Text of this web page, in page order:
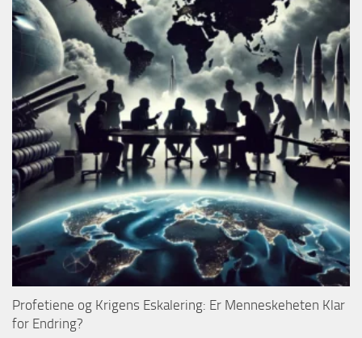
Profetiene og Krigens Eskalering: Er Menneskeheten Klar
for Endring?